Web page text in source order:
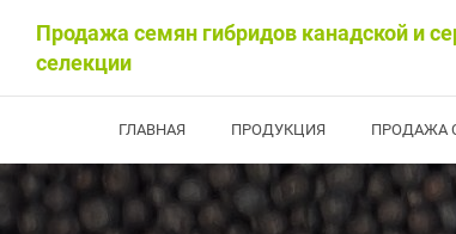
Продажа семян гибридов канадской и
селекции
ГЛАВНАЯ ПРОДУКЦИЯ ПРОДАЖА